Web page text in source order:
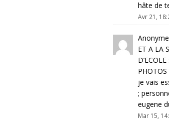
hâte de
Avr 21,
Anonyme
ET A LA
je vais
;
eugene
Mar 15,